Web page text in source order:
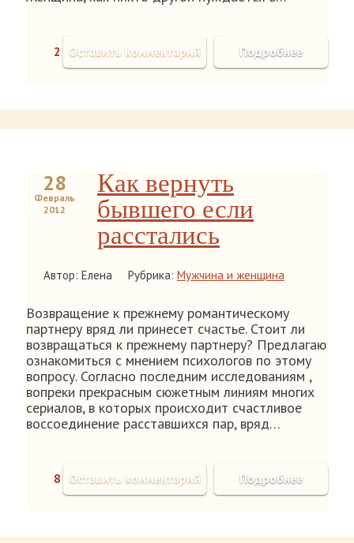
2 Подробнее
Оставить комментарий
28
Февраль
2012
Как вернуть
бывшего если
расстались
Автор: Елена Рубрика: Мужчина и женщина
Возвращение к прежнему романтическому
партнеру вряд ли принесет счастье. Стоит ли
возвращаться к прежнему партнеру? Предлагаю
ознакомиться с мнением психологов по этому
вопросу. Согласно последним исследованиям ,
вопреки прекрасным сюжетным линиям многих
сериалов, в которых происходит счастливое
воссоединение расставшихся пар, вряд…
8 Подробнее
Оставить комментарий